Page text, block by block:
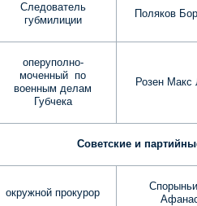
Следователь
губмилиции
Поляков
оперуполно-
моченный по
военным делам
Губчека
Розен Макс
Советские и
окружной прокурор